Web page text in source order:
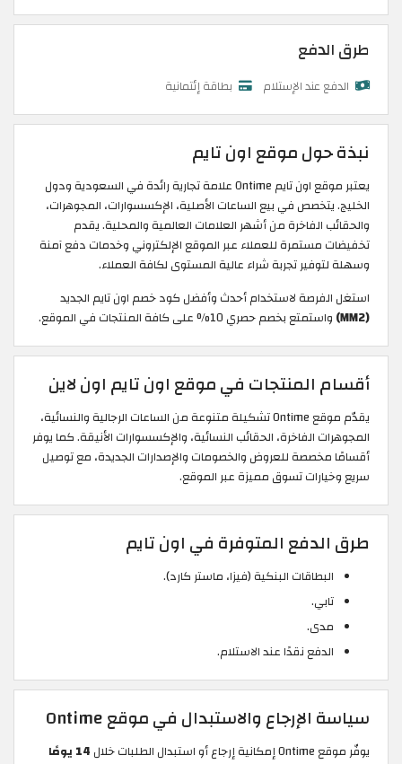
طرق الدفع
الدفع عند الإستلام بطاقة إئتمانية
نبذة حول موقع اون تايم
يعتبر موقع اون تايم Ontime علامة تجارية رائدة في السعودية ودول
الخليج. يتخصص في بيع الساعات الأصلية، الإكسسوارات، المجوهرات،
والحقائب الفاخرة من أشهر العلامات العالمية والمحلية. يقدم
تخفيضات مستمرة للعملاء عبر الموقع الإلكتروني وخدمات دفع آمنة
وسهلة لتوفير تجربة شراء عالية المستوى لكافة العملاء.
استغل الفرصة لاستخدام أحدث وأفضل كود خصم اون تايم الجديد
(MM2)
واستمتع بخصم حصري 10% على كافة المنتجات في الموقع.
أقسام المنتجات في موقع اون تايم اون لاين
يقدّم موقع Ontime تشكيلة متنوعة من الساعات الرجالية والنسائية،
المجوهرات الفاخرة، الحقائب النسائية، والإكسسوارات الأنيقة. كما يوفر
أقسامًا مخصصة للعروض والخصومات والإصدارات الجديدة، مع توصيل
سريع وخيارات تسوق مميزة عبر الموقع.
طرق الدفع المتوفرة في اون تايم
البطاقات البنكية (فيزا، ماستر كارد).
تابي.
مدى.
الدفع نقدًا عند الاستلام.
سياسة الإرجاع والاستبدال في موقع Ontime
يوفّر موقع Ontime إمكانية إرجاع أو استبدال الطلبات خلال